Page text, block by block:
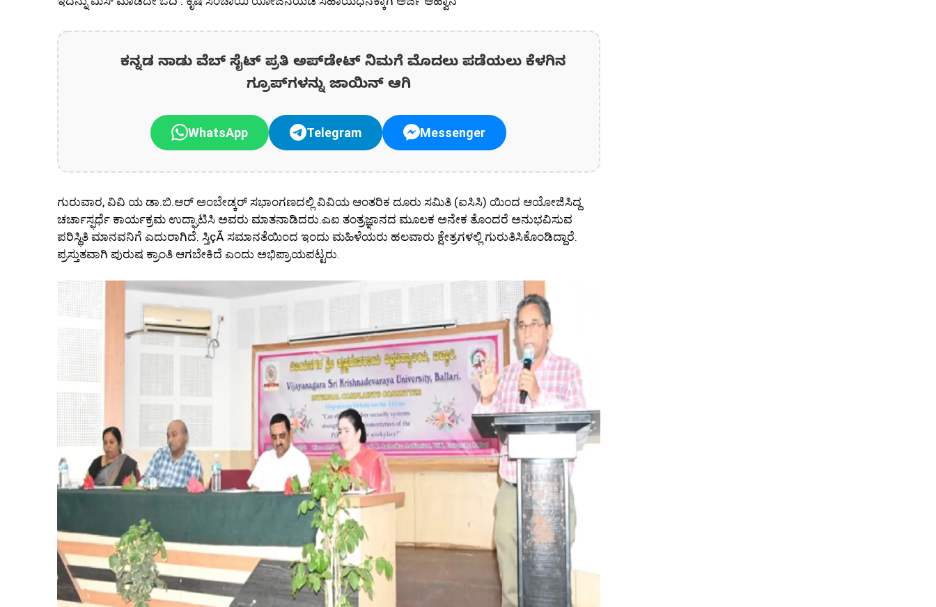
ಕನ್ನಡ ನಾಡು ವೆಬ್ ಸೈಟ್ ಪ್ರತಿ ಅಪ್‌ಡೇಟ್‌ ನಿಮಗೆ ಮೊದಲು ಪಡೆಯಲು ಕೆಳಗಿನ
ಗ್ರೂಪ್‌ಗಳನ್ನು ಜಾಯಿನ್ ಆಗಿ
WhatsApp Telegram Messenger
ಗುರುವಾರ, ವಿವಿ ಯ ಡಾ.ಬಿ.ಆರ್ ಅಂಬೇಡ್ಕರ್ ಸಭಾಂಗಣದಲ್ಲಿ ವಿವಿಯ ಆಂತರಿಕ ದೂರು ಸಮಿತಿ (ಐಸಿಸಿ) ಯಿಂದ ಆಯೋಜಿಸಿದ್ದ
ಚರ್ಚಾಸ್ಫರ್ಧೆ ಕಾರ್ಯಕ್ರಮ ಉದ್ಘಾಟಿಸಿ ಅವರು ಮಾತನಾಡಿದರು.ಎಐ ತಂತ್ರಜ್ಞಾನದ ಮೂಲಕ ಅನೇಕ ತೊಂದರೆ ಅನುಭವಿಸುವ
ಪರಿಸ್ಥಿತಿ ಮಾನವನಿಗೆ ಎದುರಾಗಿದೆ. ಸ್ತಿçÃ ಸಮಾನತೆಯಿಂದ ಇಂದು ಮಹಿಳೆಯರು ಹಲವಾರು ಕ್ಷೇತ್ರಗಳಲ್ಲಿ ಗುರುತಿಸಿಕೊಂಡಿದ್ದಾರೆ.
ಪ್ರಸ್ತುತವಾಗಿ ಪುರುಷ ಕ್ರಾಂತಿ ಆಗಬೇಕಿದೆ ಎಂದು ಅಭಿಪ್ರಾಯಪಟ್ಟರು.